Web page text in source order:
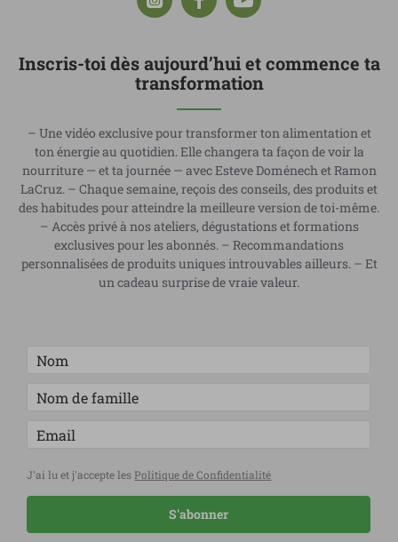
Inscris-toi dès aujourd’hui et commence ta
transformation
– Une vidéo exclusive pour transformer ton alimentation et
ton énergie au quotidien. Elle changera ta façon de voir la
nourriture — et ta journée — avec Esteve Doménech et Ramon
LaCruz. – Chaque semaine, reçois des conseils, des produits et
des habitudes pour atteindre la meilleure version de toi-même.
– Accès privé à nos ateliers, dégustations et formations
exclusives pour les abonnés. – Recommandations
personnalisées de produits uniques introuvables ailleurs. – Et
un cadeau surprise de vraie valeur.
J'ai lu et j'accepte les Politique de Confidentialité
S'abonner